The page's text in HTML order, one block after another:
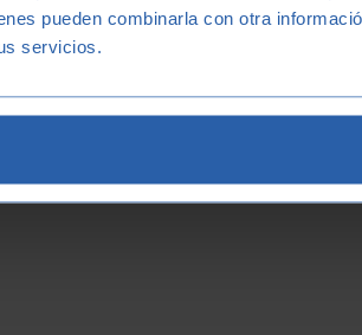
pueden combinarla con otra
servicios.